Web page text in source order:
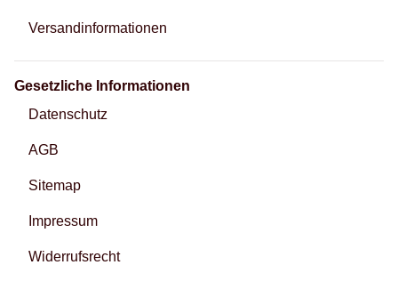
Versandinformationen
Gesetzliche Informationen
Datenschutz
AGB
Sitemap
Impressum
Widerrufsrecht